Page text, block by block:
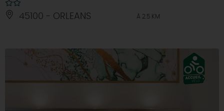
45100 - ORLEANS À 2.5 KM